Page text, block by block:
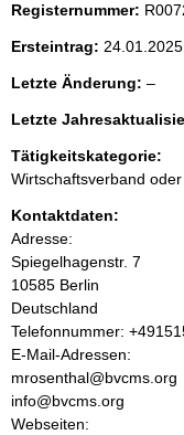
t
e
n
i
n
h
a
l
t
Registernummer:
Ersteintrag: 24.01.2025
Letzte Änderung: –l
e
r
Letzte
Tätigkeitskategorie:
Wirtschaftsverband
Kontaktdaten:
Adresse:
Spiegelhagenstr. 7
10585 Berlin
Deutschland
K
o
n
t
a
Telefonnummer:
E-Mail-Adressen:
mrosenthal@bvcms.org
info@bvcms.org
Webseiten: